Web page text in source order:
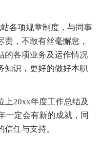
各项规章制度，与同事
，不敢有丝毫懈怠，
的各项业务及运作情况
知识，更好的做好本职
上20xx年度工作总结及
一定会有新的成就，同
任与支持。